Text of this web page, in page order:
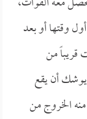
وقتها أو بعد
من
يوشك أن يقع
الخروج من